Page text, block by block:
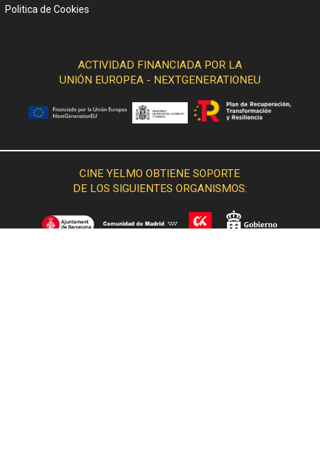
Politica de Cookies
ACTIVIDAD FINANCIADA POR LA
UNIÓN EUROPEA - NEXTGENERATIONEU
CINE YELMO OBTIENE SOPORTE
DE LOS SIGUIENTES ORGANISMOS: